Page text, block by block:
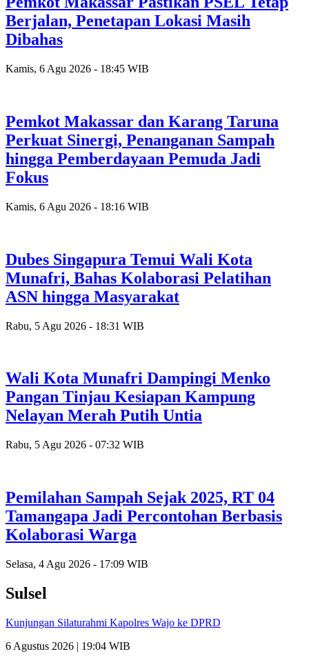
Berjalan, Penetapan Lokasi Masih
Dibahas
Kamis, 6 Agu 2026 - 18:45 WIB
Pemkot Makassar dan Karang Taruna
Perkuat Sinergi, Penanganan Sampah
hingga Pemberdayaan Pemuda Jadi
Fokus
Kamis, 6 Agu 2026 - 18:16 WIB
Dubes Singapura Temui Wali Kota
Munafri, Bahas Kolaborasi Pelatihan
ASN hingga Masyarakat
Rabu, 5 Agu 2026 - 18:31 WIB
Wali Kota Munafri Dampingi Menko
Pangan Tinjau Kesiapan Kampung
Nelayan Merah Putih Untia
Rabu, 5 Agu 2026 - 07:32 WIB
Pemilahan Sampah Sejak 2025, RT 04
Tamangapa Jadi Percontohan Berbasis
Kolaborasi Warga
Selasa, 4 Agu 2026 - 17:09 WIB
Sulsel
Kunjungan Silaturahmi Kapolres Wajo ke DPRD
6 Agustus 2026 | 19:04 WIB